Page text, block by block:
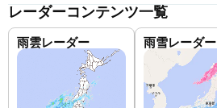
レーダーコンテンツ一覧
雨雲レーダー 雨雪レーダー